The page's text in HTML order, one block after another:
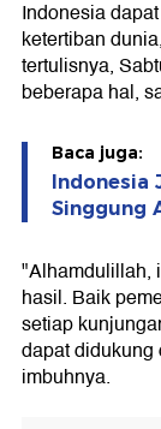
Indonesia
ketertiban
tertulisnya,
beberapa hal,
Baca juga:
Indonesia
Singgung
"Alhamdulillah,
hasil. Baik
setiap
dapat
imbuhnya.